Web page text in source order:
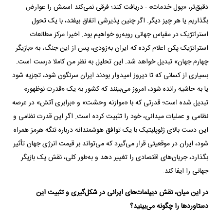
دقیق‌تر، «پول خدمات» - دریافت کند؛ فرقی نمی‌کند اسمش را عوارض
بگذاریم یا هر چیز دیگر. اگر چنین پذیرشی اتفاق بیفتد، با یک تحول
استراتژیک در مقیاس جهانی روبه‌رو خواهیم بود. اخیرا مرکز مطالعات
استراتژیک پکن اعلام کرده که ایران به‌زودی، پس از این جنگ، به «بازیگر
چهارم جهان» تبدیل خواهد شد. این تحلیل به نظر من کاملا درست است.
بسیاری از کسانی که تا دیروز امیدوار بودند ایران سرنگون شود، تجزیه شود
یا به حاشیه رانده شود، امروز می‌بینند که کشور به یک «قدرت نوظهور»
تبدیل شده است؛ قدرتی که با «موازنه وحشت» و «برابری آتش» در عرصه
نظامی و عملیات میدانی، خود را تثبیت کرده است. اگر این قدرت نظامی و
این دست بالای ژئوپلیتیک با یک توافق هوشمندانه درباره تنگه هرمز همراه
شود، ایران در موقعیتی قرار می‌گیرد که می‌تواند بر قیمت انرژی جهان تأثیر
بگذارد، جریان‌های اقتصادی را تغییر دهد و به‌طور کلی، نقش یک بازیگر
جهانی را ایفا کند.
در این میان، نقش دیپلمات‌های ایرانی در شکل‌گیری و تثبیت این
دستاوردها را چگونه می‌بینید؟